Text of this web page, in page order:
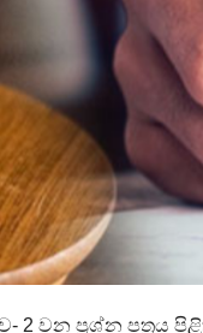
2 වන ප්‍රශ්න පත්‍රය